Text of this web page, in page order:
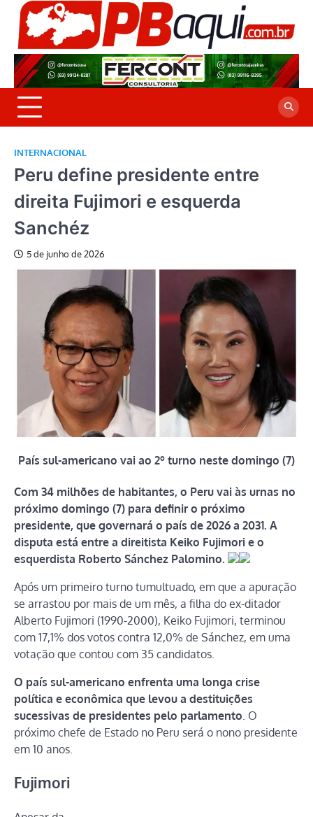
Skip
content
INTERNACIONAL
Peru define presidente entre
direita Fujimori e esquerda
Sanchéz
5 de junho de 2026
País sul-americano vai ao 2º turno neste domingo (7)
Com 34 milhões de habitantes, o Peru vai às urnas no
próximo domingo (7) para definir o próximo
presidente, que governará o país de 2026 a 2031. A
disputa está entre a direitista Keiko Fujimori e o
esquerdista Roberto Sánchez Palomino.
Após um primeiro turno tumultuado, em que a apuração
se arrastou por mais de um mês, a filha do ex-ditador
Alberto Fujimori (1990-2000), Keiko Fujimori, terminou
com 17,1% dos votos contra 12,0% de Sánchez, em uma
votação que contou com 35 candidatos.
O país sul-americano enfrenta uma longa crise
política e econômica que levou a destituições
sucessivas de presidentes pelo parlamento. O
próximo chefe de Estado no Peru será o nono presidente
em 10 anos.
Fujimori